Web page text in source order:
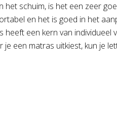
schuim, is het een zeer
en het is goed in het
een kern van individueel
een matras uitkiest, kun je